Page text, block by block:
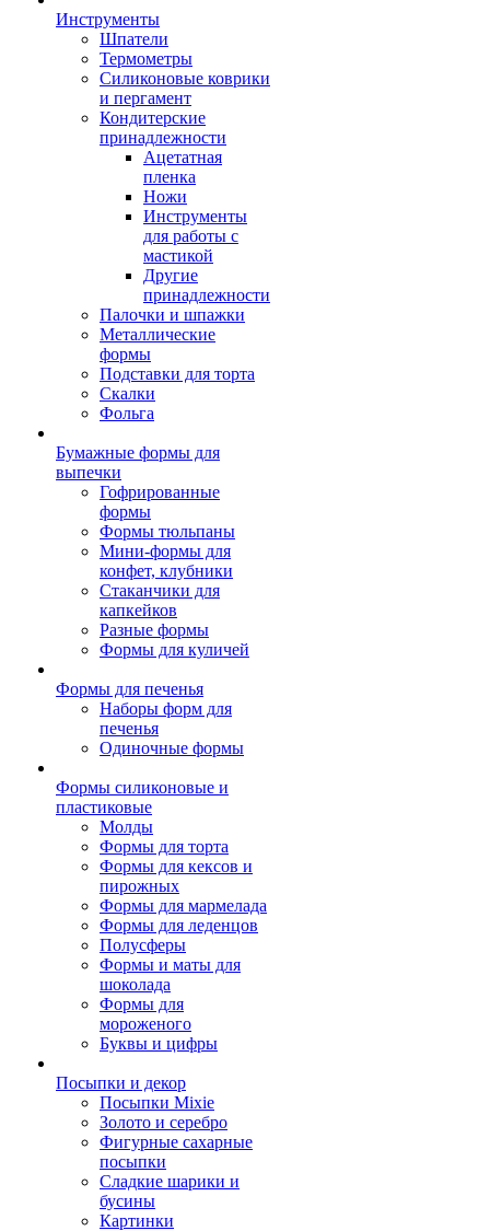
Инструменты
Шпатели
Термометры
Силиконовые коврики
и пергамент
Кондитерские
принадлежности
Ацетатная
пленка
Ножи
Инструменты
для работы с
мастикой
Другие
принадлежности
Палочки и шпажки
Металлические
формы
Подставки для торта
Скалки
Фольга
Бумажные формы для
выпечки
Гофрированные
формы
Формы тюльпаны
Мини-формы для
конфет, клубники
Стаканчики для
капкейков
Разные формы
Формы для куличей
Формы для печенья
Наборы форм для
печенья
Одиночные формы
Формы силиконовые и
пластиковые
Молды
Формы для торта
Формы для кексов и
пирожных
Формы для мармелада
Формы для леденцов
Полусферы
Формы и маты для
шоколада
Формы для
мороженого
Буквы и цифры
Посыпки и декор
Посыпки Mixie
Золото и серебро
Фигурные сахарные
посыпки
Сладкие шарики и
бусины
Картинки